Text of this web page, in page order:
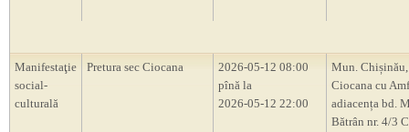
Manifestaţie
social-
culturală
Pretura sec Ciocana
2026-05-12 08:00
pînă la
2026-05-12 22:00
Mun.
Ciocana cu
adiacența bd.
Bătrân nr. 4/3